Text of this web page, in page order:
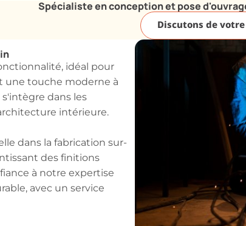
Spécialiste en conception et pose
Discutons de
idéal pour
une touche moderne à
dans les
intérieure.
dans la fabrication sur-
des finitions
à notre expertise
avec un service